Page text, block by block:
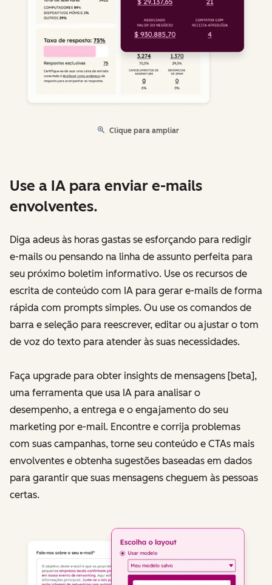
Clique para ampliar
Use a IA para enviar e-mails
envolventes.
Diga adeus às horas gastas se esforçando para redigir
e-mails ou pensando na linha de assunto perfeita para
seu próximo boletim informativo. Use os recursos de
escrita de conteúdo com IA para gerar e-mails de forma
rápida com prompts simples. Ou use os comandos de
barra e seleção para reescrever, editar ou ajustar o tom
de voz do texto para atender às suas necessidades.
Faça upgrade para obter insights de mensagens [beta],
uma ferramenta que usa IA para analisar o
desempenho, a entrega e o engajamento do seu
marketing por e-mail. Encontre e corrija problemas
com suas campanhas, torne seu conteúdo e CTAs mais
envolventes e obtenha sugestões baseadas em dados
para garantir que suas mensagens cheguem às pessoas
certas.